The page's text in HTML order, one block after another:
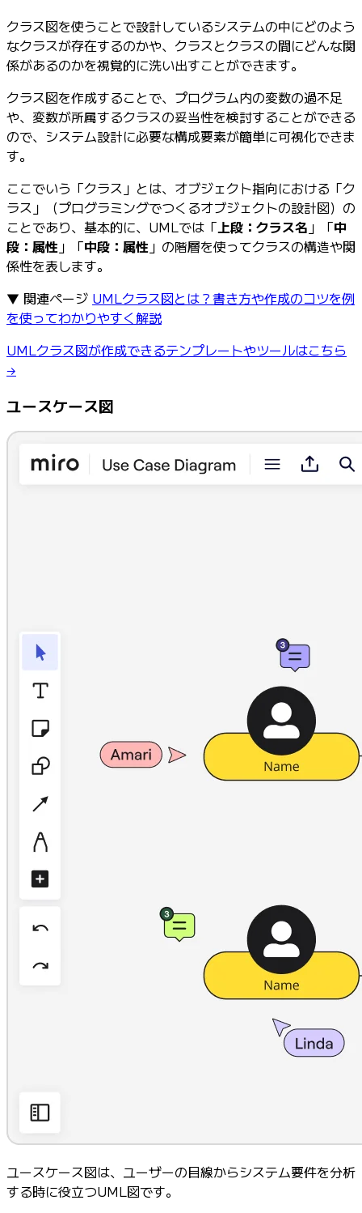
クラス図を使うことで設計しているシステムの中にどのよう
なクラスが存在するのかや、クラスとクラスの間にどんな関
係があるのかを視覚的に洗い出すことができます。
クラス図を作成することで、プログラム内の変数の過不足
や、変数が所属するクラスの妥当性を検討することができる
ので、システム設計に必要な構成要素が簡単に可視化できま
す。
ここでいう「クラス」とは、オブジェクト指向における「ク
ラス」（プログラミングでつくるオブジェクトの設計図）の
ことであり、基本的に、UMLでは「上段：クラス名 」「中
段：属性 」「中段：属性 」の階層を使ってクラスの構造や関
係性を表します。
▼ 関連ページ UMLクラス図とは？書き方や作成のコツを例
を使ってわかりやすく解説
UMLクラス図が作成できるテンプレートやツールはこちら
→
ユースケース図
ユースケース図は、ユーザーの目線からシステム要件を分析
する時に役立つUML図です。